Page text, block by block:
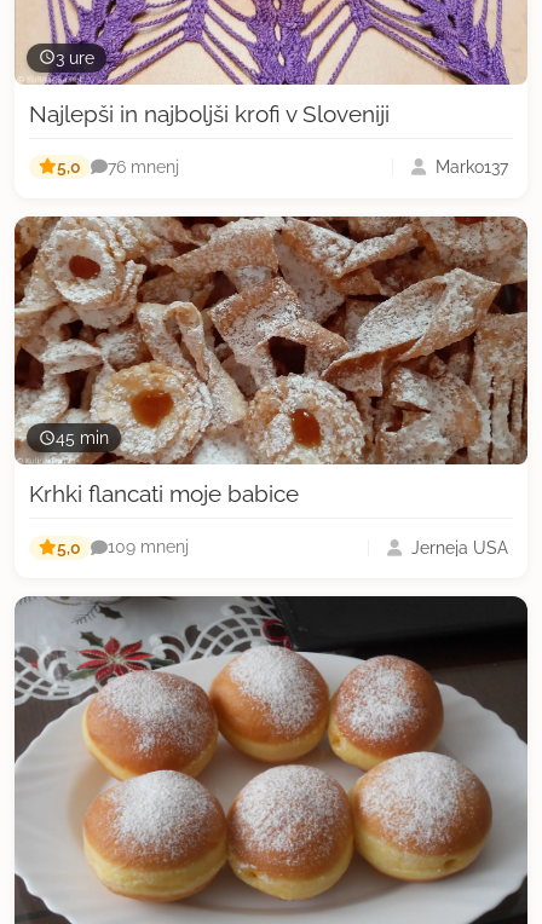
3 ure
Najlepši in najboljši krofi v Sloveniji
5,0 76 mnenj Marko137
45 min
Krhki flancati moje babice
5,0 109 mnenj Jerneja USA